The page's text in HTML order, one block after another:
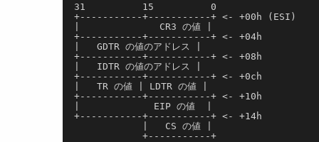
31          15          0
+-----------+-----------+ <- +00h (ESI)
|              CR3 の値 |
+-----------+-----------+ <- +04h
|   GDTR の値のアドレス |
+-----------+-----------+ <- +08h
|   IDTR の値のアドレス |
+-----------+-----------+ <- +0ch
|   TR の値 | LDTR の値 |
+-----------+-----------+ <- +10h
|             EIP の値  |
+-----------+-----------+ <- +14h
            |   CS の値 |
            +-----------+